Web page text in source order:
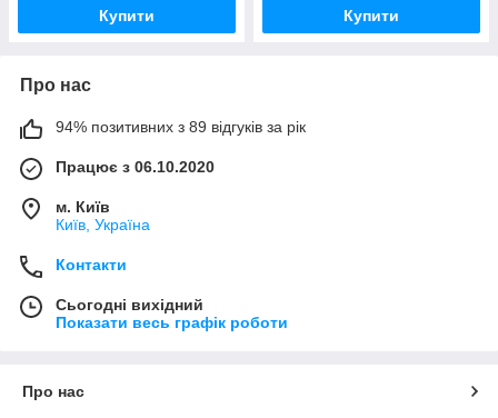
Купити Купити
Про нас
94% позитивних з 89 відгуків за рік
Працює з 06.10.2020
м. Київ
Київ, Україна
Контакти
Сьогодні вихідний
Показати весь графік роботи
Про нас